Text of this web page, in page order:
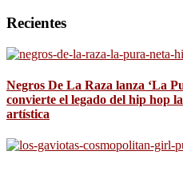
Recientes
Negros De La Raza lanza ‘La
convierte el legado del hip hop
artística